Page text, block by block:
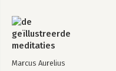
Marcus Aurelius